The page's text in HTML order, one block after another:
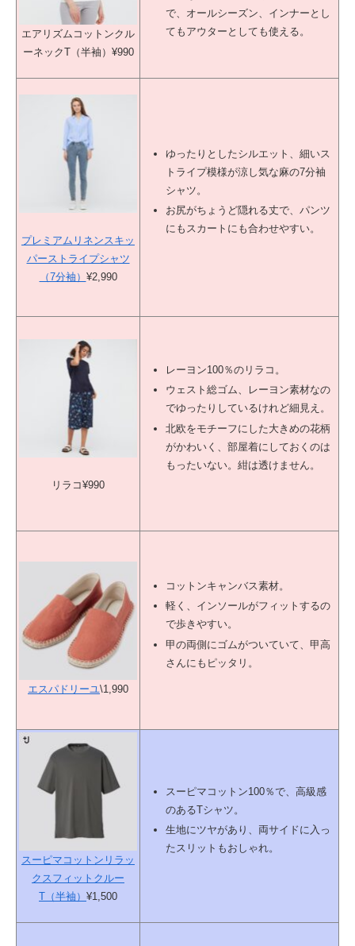
エアリズムコットンクル
ーネックT（半袖） ¥990
で、オールシーズン、インナーとし
てもアウターとしても使える。
プレミアムリネンスキッ
パーストライプシャツ
（7分袖） ¥2,990
ゆったりとしたシルエット、細いス
トライプ模様が涼し気な麻の7分袖
シャツ。
お尻がちょうど隠れる丈で、パンツ
にもスカートにも合わせやすい。
リラコ¥990
レーヨン100％のリラコ。
ウェスト総ゴム、レーヨン素材なの
でゆったりしているけれど細見え。
北欧をモチーフにした大きめの花柄
がかわいく、部屋着にしておくのは
もったいない。紺は透けません。
エスパドリーユ\1,990
コットンキャンバス素材。
軽く、インソールがフィットするの
で歩きやすい。
甲の両側にゴムがついていて、甲高
さんにもピッタリ。
スーピマコットンリラッ
クスフィットクルー
T（半袖） ¥1,500
スーピマコットン100％で、高級感
のあるTシャツ。
生地にツヤがあり、両サイドに入っ
たスリットもおしゃれ。